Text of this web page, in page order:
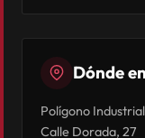
Dónde
Polígono
Calle Dorada, 27